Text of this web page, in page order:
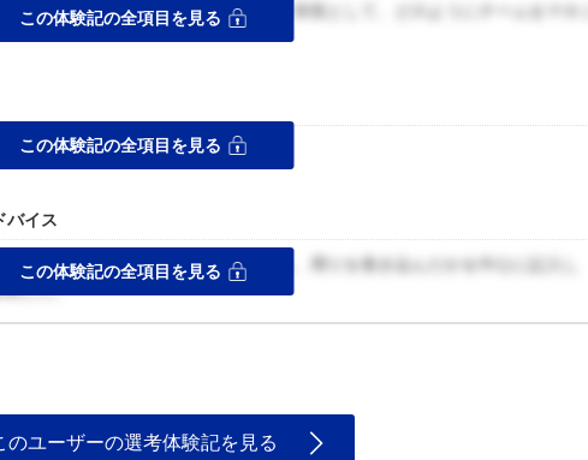
課題にも諦めずに取り組んだこと。班長として、どのようにチームをマネジ
この体験記の全項目を見る
組みを学んでいる。
この体験記の全項目を見る
バイス
、私自身がどのように主体性を持ち、周りを巻き込んだかを中心に記入し
した。
この体験記の全項目を見る
のユーザーの選考体験記を見る